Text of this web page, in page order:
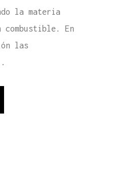
la materia
combustible. En
las